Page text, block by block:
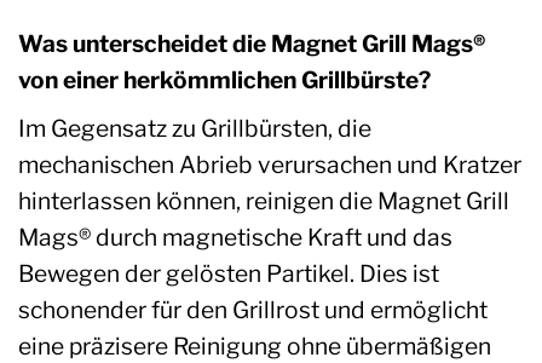
Was unterscheidet die Magnet Grill Mags®
von einer herkömmlichen Grillbürste?
Im Gegensatz zu Grillbürsten, die
mechanischen Abrieb verursachen und Kratzer
hinterlassen können, reinigen die Magnet Grill
Mags® durch magnetische Kraft und das
Bewegen der gelösten Partikel. Dies ist
schonender für den Grillrost und ermöglicht
eine präzisere Reinigung ohne übermäßigen